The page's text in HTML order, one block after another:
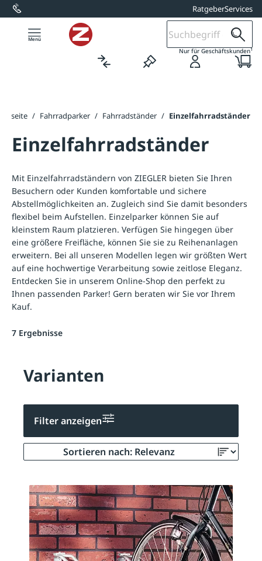
springen RatgeberServices
Nur für Geschäftskunden1
/ Fahrradparker / Fahrradständer / Einzelfahrradständer
Einzelfahrradständer
Mit Einzelfahrradständern von ZIEGLER bieten Sie Ihren
Besuchern oder Kunden komfortable und sichere
Abstellmöglichkeiten an. Zugleich sind Sie damit besonders
flexibel beim Aufstellen. Einzelparker können Sie auf
kleinstem Raum platzieren. Verfügen Sie hingegen über
eine größere Freifläche, können Sie sie zu Reihenanlagen
erweitern. Bei all unseren Modellen legen wir größten Wert
auf eine hochwertige Verarbeitung sowie zeitlose Eleganz.
Entdecken Sie in unserem Online-Shop den perfekt zu
Ihnen passenden Parker! Gern beraten wir Sie vor Ihrem
Kauf.
7 Ergebnisse
Varianten
Filter anzeigen